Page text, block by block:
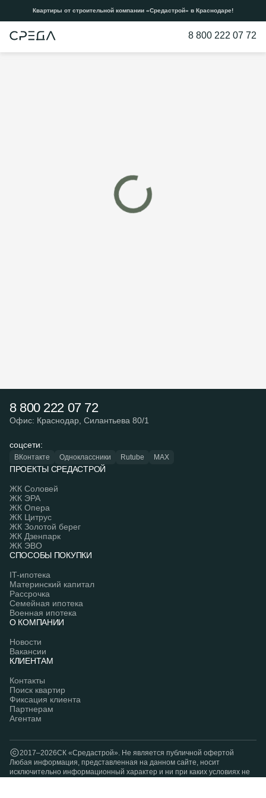
Квартиры от строительной компании «Средастрой» в Краснодаре!
8 800 222 07 72
8 800 222 07 72
Офис: Краснодар, Силантьева 80/1
соцсети:
ВКонтакте Одноклассники Rutube MAX
ПРОЕКТЫ СРЕДАСТРОЙ
ЖК Соловей
ЖК ЭРА
ЖК Опера
ЖК Цитрус
ЖК Золотой берег
ЖК Дзенпарк
ЖК ЭВО
СПОСОБЫ ПОКУПКИ
IT-ипотека
Материнский капитал
Рассрочка
Семейная ипотека
Военная ипотека
О КОМПАНИИ
Новости
Вакансии
КЛИЕНТАМ
Контакты
Поиск квартир
Фиксация клиента
Партнерам
Агентам
2017–2026СК «Средастрой». Hе является публичной офертой
Любая информация, представленная на данном сайте, носит
исключительно информационный характер и ни при каких условиях не